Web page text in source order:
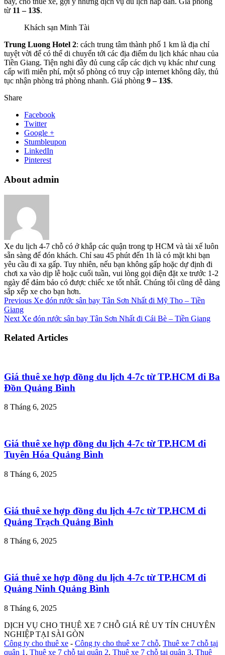
từ 11 – 13$.
Khách sạn Minh Tài
Trung Luong Hotel 2: cách trung tâm thành phố 1 km là địa chỉ
tuyệt vời để có thể di chuyển tới các địa điểm du lịch khác nhau của
Tiền Giang. Tiện nghi đầy đủ cung cấp các dịch vụ khác như cung
cấp wifi miễn phí, một số phòng có truy cập internet không dây, thủ
tục nhận phòng trả phòng nhanh. Giá phòng 9 – 13$.
Share
Facebook
Twitter
Google +
Stumbleupon
LinkedIn
Pinterest
About admin
Xe du lịch 4-7 chỗ có ở khắp các quận trong tp HCM và tài xế luôn
sẵn sàng để đón khách. Chỉ sau 45 phút đến 1h là có mặt khi bạn
yêu cầu đi xa gấp. Tuy nhiên, nếu bạn không gấp hoặc dự định đi
chơi xa vào dịp lễ hoặc cuối tuần, vui lòng gọi điện đặt xe trước 1-2
ngày để đảm bảo có được chiếc xe tốt nhất. Chúng tôi cũng dễ dàng
sắp xếp xe cho bạn hơn.
Previous Xe đón rước sân bay Tân Sơn Nhất đi Mỹ Tho – Tiền
Giang
Next Xe đón rước sân bay Tân Sơn Nhất đi Cái Bè – Tiền Giang
Related Articles
Giá thuê xe hợp đồng du lịch 4-7c từ TP.HCM đi Ba
Đồn Quảng Bình
8 Tháng 6, 2025
Giá thuê xe hợp đồng du lịch 4-7c từ TP.HCM đi
Tuyên Hóa Quảng Bình
8 Tháng 6, 2025
Giá thuê xe hợp đồng du lịch 4-7c từ TP.HCM đi
Quảng Trạch Quảng Bình
8 Tháng 6, 2025
Giá thuê xe hợp đồng du lịch 4-7c từ TP.HCM đi
Quảng Ninh Quảng Bình
8 Tháng 6, 2025
DỊCH VỤ CHO THUÊ XE 7 CHỖ GIÁ RẺ UY TÍN CHUYÊN
NGHIỆP TẠI SÀI GÒN
Công ty cho thuê xe - Công ty cho thuê xe 7 chỗ, Thuê xe 7 chỗ tại
quận 1 , Thuê xe 7 chỗ tại quận 2, Thuê xe 7 chỗ tại quận 3, Thuê